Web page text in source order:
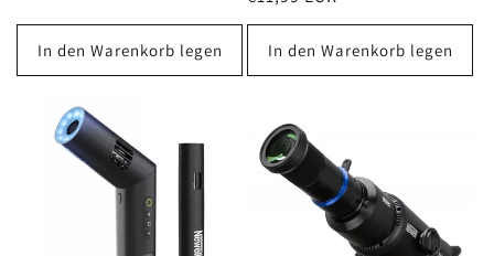
In den Warenkorb legen
Preis
In den Warenkorb legen